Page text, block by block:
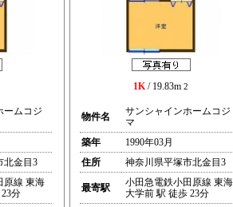
ームコジ
北金目3
原線 東海
分
1K/ 19.83m 2
物件名
サンシャインホームコジ
マ
築年
1990年03月
住所
神奈川県平塚市北金目3
最寄駅
小田急電鉄小田原線 東海
大学前 駅 徒歩 23分